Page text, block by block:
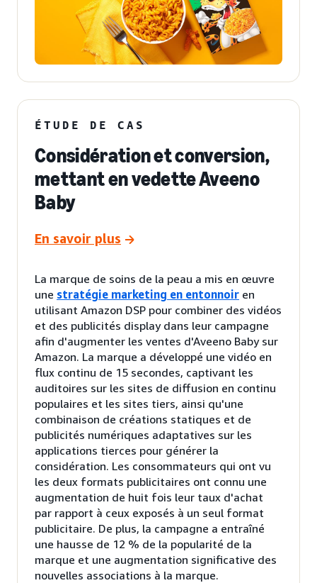
ÉTUDE DE CAS
Considération et conversion,
mettant en vedette Aveeno
Baby
En savoir plus
La marque de soins de la peau a mis en œuvre
une stratégie marketing en entonnoir en
utilisant Amazon DSP pour combiner des vidéos
et des publicités display dans leur campagne
afin d'augmenter les ventes d'Aveeno Baby sur
Amazon. La marque a développé une vidéo en
flux continu de 15 secondes, captivant les
auditoires sur les sites de diffusion en continu
populaires et les sites tiers, ainsi qu'une
combinaison de créations statiques et de
publicités numériques adaptatives sur les
applications tierces pour générer la
considération. Les consommateurs qui ont vu
les deux formats publicitaires ont connu une
augmentation de huit fois leur taux d'achat
par rapport à ceux exposés à un seul format
publicitaire. De plus, la campagne a entraîné
une hausse de 12 % de la popularité de la
marque et une augmentation significative des
nouvelles associations à la marque.